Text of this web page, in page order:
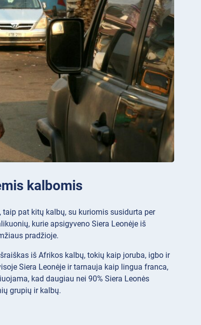
kalbomis
pat kitų kalbų, su kuriomis susidurta per
kurie apsigyveno Siera Leonėje iš
pradžioje.
iš Afrikos kalbų, tokių kaip joruba, igbo ir
Siera Leonėje ir tarnauja kaip lingua franca,
kad daugiau nei 90% Siera Leonės
grupių ir kalbų.